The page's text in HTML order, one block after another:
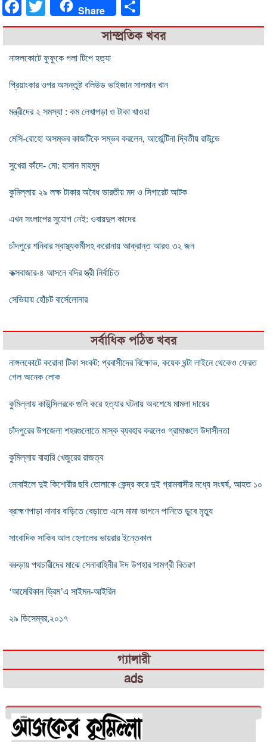
FacebookTwitter Share
সাম্প্রতিক খবর
নাঙ্গলকোটে ফুফুকে গলা টিপে হত্যা
প্রিয়াংকার ওপর অসন্তুষ্ট বলিউড ভাইজান সালমান খান
মন্ত্রীদের ২ সমস্যা : কম লেখাপড়া ও টাকা খাওয়া
মেসি-রোহো অসম্ভব কাজটিকে সম্ভব করলেন, আর্জেন্টিনা দ্বিতীয় রাউন্ডে
সুখেরা কাঁদে- মো: হাসান মাহমুদ
কুমিল্লায় ২৯ লক্ষ টাকার অবৈধ ভারতীয় মদ ও সিগারেট আটক
এখন সংলাপের সুযোগ নেই: ওবায়দুল কাদের
চাঁদপুরে শনিবার স্বাস্থ্যকর্মীসহ করোনায় আক্রান্ত আরও ৩২ জন
কক্সবাজার-৪ আসনে বদির স্ত্রী নির্বাচিত
সেভিয়ায় হোঁচট বার্সেলোনার
সর্বাধিক পঠিত খবর
নাঙ্গলকোটে করোনা টিকা সংকট: প্রবাসীদের বিক্ষোভ, কয়েক ঘন্টা লাইনে থেকেও ফেরত
গেল অনেক লোক
কুমিল্লায় কাউন্সিলরকে গুলি করে হত্যার ঘটনায় অবশেষে মামলা দায়ের
চাঁদপুরের উপজেলা শহরগুলোতে মাস্ক ব্যবহার করলেও গ্রামাঞ্চলে উদাসীনতা
কুমিল্লায় বাহারি খেজুরের রাজত্ব
মোবাইলে দুই কিশোরীর ছবি তোলাকে কেন্দ্র করে দুই গ্রামবাসীর মধ্যে সংঘর্ষ, আহত ১০
ব্রাহ্মণপাড়া নানার বাড়িতে বেড়াতে এসে মামা ভাগনে পানিতে ডুবে মৃত্যু
সাংবাদিক সাকিব আল হেলালের ভায়রার ইন্তেকাল
বরুড়ায় পথচারীদের মাঝে সেনাবাহিনীর ঈদ উপহার সামগ্রী বিতরণ
‘আমেরিকান ড্রিম’এ সাইমন-আইরিন
২৯ ডিসেম্বর,২০১৭
গ্যালারী
ads